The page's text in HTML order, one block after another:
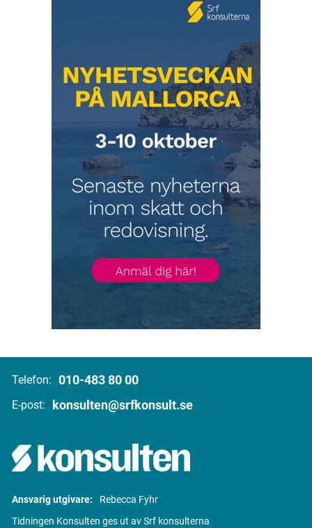
Telefon: 010-483 80 00
E-post: konsulten@srfkonsult.se
Ansvarig utgivare:
Rebecca Fyhr
Tidningen Konsulten ges ut av Srf konsulterna